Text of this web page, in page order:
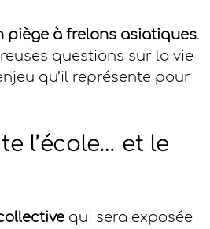
piège à frelons asiatiques.
questions sur la vie
qu’il représente pour
l’école… et le
qui sera exposée